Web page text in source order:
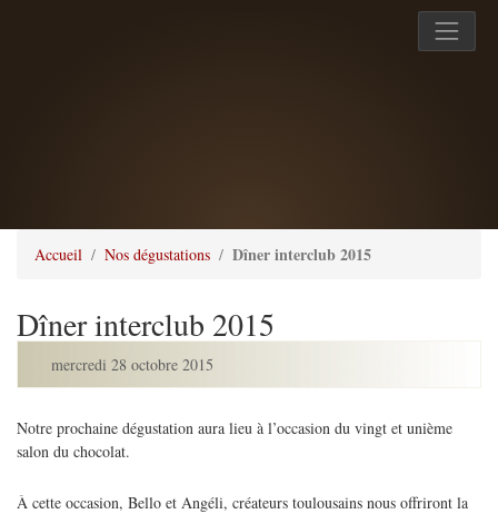
Accueil Nos dégustations Dîner interclub 2015
Dîner interclub 2015
mercredi 28 octobre 2015
Notre prochaine dégustation aura lieu à l’occasion du vingt et unième
salon du chocolat.
À cette occasion, Bello et Angéli, créateurs toulousains nous offriront la